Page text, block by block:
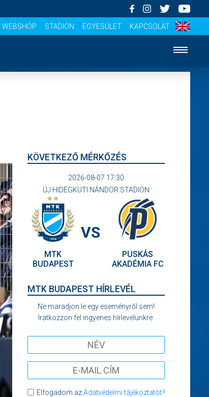
WEBSHOP STADION EGYESÜLET KAPCSOLAT
KÖVETKEZŐ MÉRKŐZÉS
2026-08-07 17:30
ÚJ HIDEGKUTI NÁNDOR STADION
MTK
BUDAPEST
VS
PUSKÁS
AKADÉMIA FC
MTK BUDAPEST HÍRLEVÉL
Ne maradjon le egy eseményről sem!
Iratkozzon fel ingyenes hírlevelünkre:
Elfogadom azAdatvédelmi tájékoztatót!